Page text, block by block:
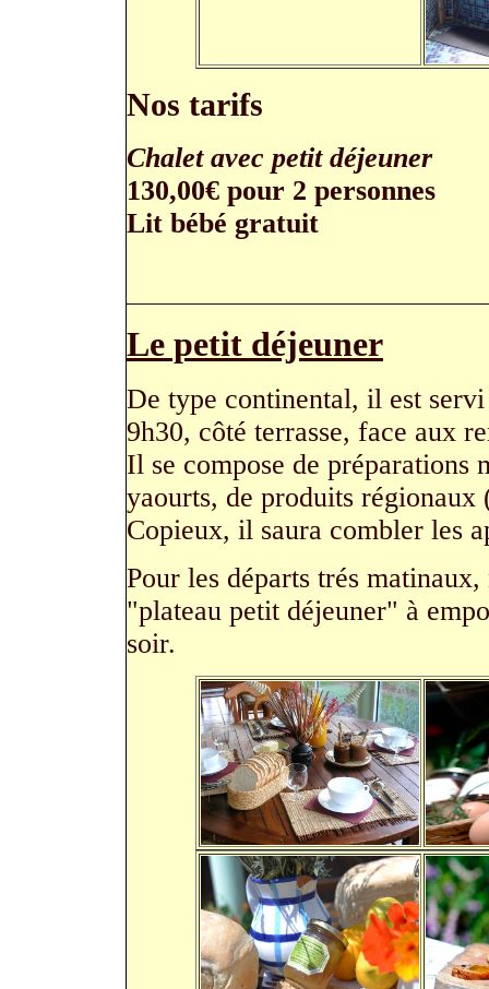
Nos tarifs
Chalet avec petit déjeuner
130,00€ pour 2 personnes
Lit bébé gratuit
Le petit déjeuner
De type continental, il est
9h30, côté terrasse, face aux
Il se compose de préparations
yaourts, de produits
Copieux, il saura combler les
Pour les départs trés
"plateau petit déjeuner" à
soir.